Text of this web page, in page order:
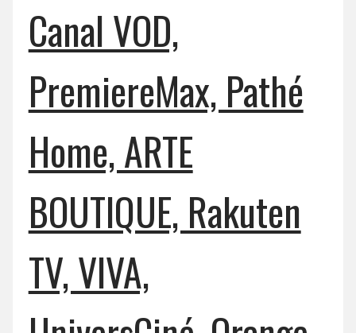
Canal VOD,
PremiereMax, Pathé
Home, ARTE
BOUTIQUE, Rakuten
TV, VIVA,